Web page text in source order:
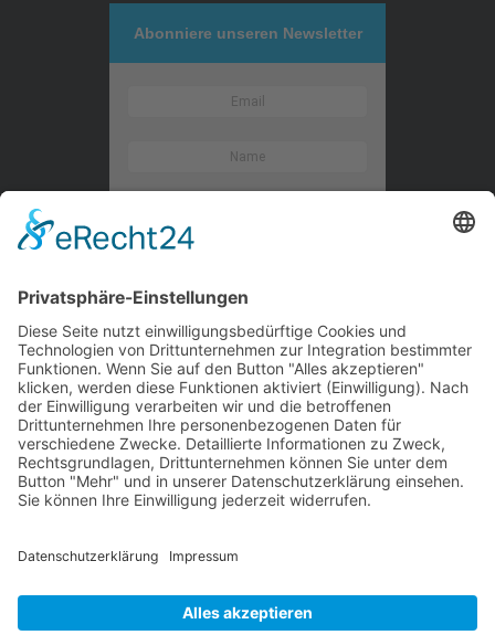
Abonniere unseren Newsletter
Kontaktieren Sie uns
WalBee
Bizzmade GmbH
Gießereistraße 29
83022 Rosenheim
Tel.:+49 8031 282 09 50
Web:www.walbee.de